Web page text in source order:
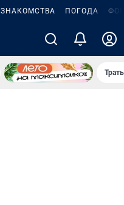
ЗНАКОМСТВА ПОГОДА